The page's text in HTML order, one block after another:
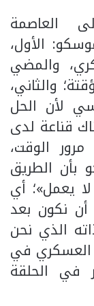
العاصمة
الأول،
والمضي
والثاني،
لأن الحل
قناعة لدى
الوقت،
الطريق
يعمل»؛ أي
نكون بعد
الذي نحن
في
في الحلقة